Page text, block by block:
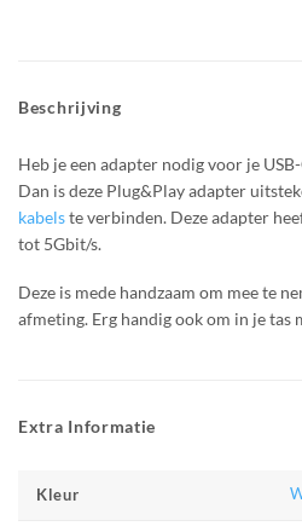
Beschrijving
Heb je een adapter nodig voor je
Dan is deze Plug&Play adapter
kabelste verbinden. Deze adapter
tot 5Gbit/s.
Deze is mede handzaam om mee te
afmeting. Erg handig ook om in je tas
Extra Informatie
Kleur